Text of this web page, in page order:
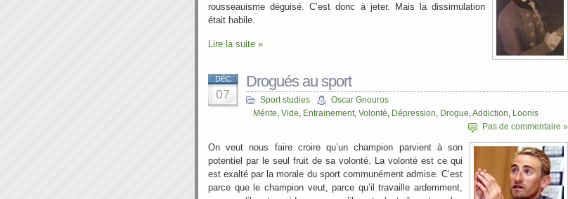
rousseauisme déguisé. C’est donc à jeter. Mais la dissimulation
était habile.
Lire la suite »
DÉC
07
Drogués au sport
Sport studies
Oscar Gnouros
Mérite, Vide, Entrainement, Volonté, Dépression, Drogue,Addiction, Loonis
Pas de commentaire »
On veut nous faire croire qu’un champion parvient à son
potentiel par le seul fruit de sa volonté. La volonté est ce qui
est exalté par la morale du sport communément admise. C’est
parce que le champion veut, parce qu’il travaille ardemment,